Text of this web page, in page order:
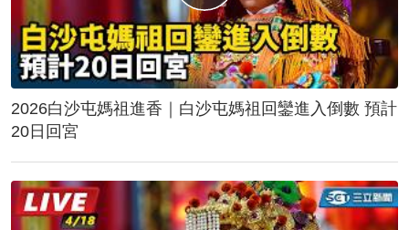
2026白沙屯媽祖進香｜白沙屯媽祖回鑾進入倒數 預計
20日回宮